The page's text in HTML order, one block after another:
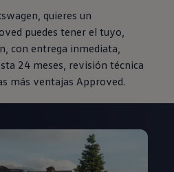
quieres un
puedes tener el tuyo,
con entrega inmediata,
24 meses, revisión técnica
más ventajas Approved.